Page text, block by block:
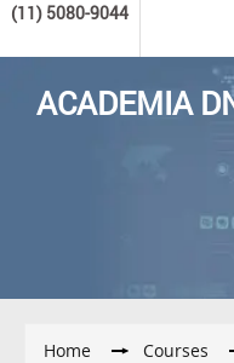
(11) 5080-9044
ACADEMIA
Home → Courses